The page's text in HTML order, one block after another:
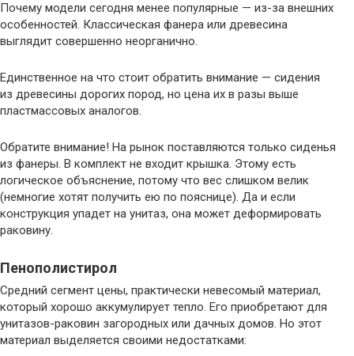
Почему модели сегодня менее популярные — из-за внешних
особенностей. Классическая фанера или древесина
выглядит совершенно неорганично.
Единственное на что стоит обратить внимание — сидения
из древесины дорогих пород, но цена их в разы выше
пластмассовых аналогов.
Обратите внимание! На рынок поставляются только сиденья
из фанеры. В комплект не входит крышка. Этому есть
логическое объяснение, потому что вес слишком велик
(немногие хотят получить ею по пояснице). Да и если
конструкция упадет на унитаз, она может деформировать
раковину.
Пенополистирол
Средний сегмент цены, практически невесомый материал,
который хорошо аккумулирует тепло. Его приобретают для
унитазов-раковин загородных или дачных домов. Но этот
материал выделяется своими недостатками: